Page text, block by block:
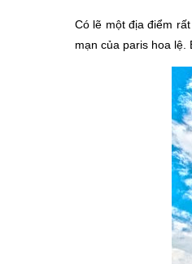
Có lẽ một địa điểm
mạn của paris hoa lệ.